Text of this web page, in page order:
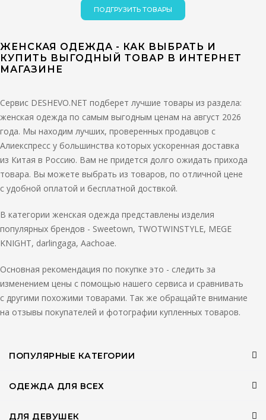
ПОДГРУЗИТЬ ТОВАРЫ
ЖЕНСКАЯ ОДЕЖДА - КАК ВЫБРАТЬ И
КУПИТЬ ВЫГОДНЫЙ ТОВАР В ИНТЕРНЕТ
МАГАЗИНЕ
Сервис DESHEVO.NET подберет лучшие товары из раздела:
женская одежда по самым выгодным ценам на август 2026
года. Мы находим лучших, проверенных продавцов с
Алиекспресс у большинства которых ускоренная доставка
из Китая в Россию. Вам не придется долго ожидать прихода
товара. Вы можете выбрать из товаров, по отличной цене
с удобной оплатой и бесплатной доствкой.
В категории женская одежда представлены изделия
популярных брендов - Sweetown, TWOTWINSTYLE, MEGE
KNIGHT, darlingaga, Aachoae.
Основная рекомендация по покупке это - следить за
изменением цены с помощью нашего сервиса и сравнивать
с другими похожими товарами. Так же обращайте внимание
на отзывы покупателей и фотографии купленных товаров.
ПОПУЛЯРНЫЕ КАТЕГОРИИ
ОДЕЖДА ДЛЯ ВСЕХ
ДЛЯ ДЕВУШЕК